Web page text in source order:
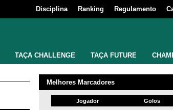
Disciplina Ranking Regulamento
TAÇA CHALLENGE TAÇA FUTURE
Melhores Marcadores
Jogador Golos